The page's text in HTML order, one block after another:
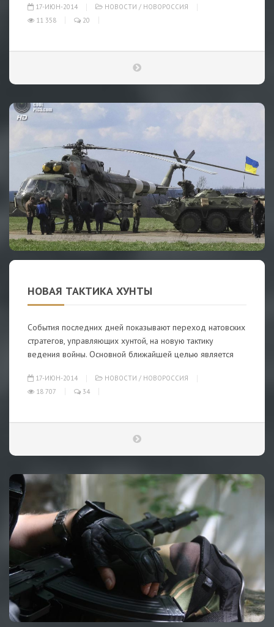
17-ИЮН-2014 НОВОСТИ / НОВОРОССИЯ
11 358
20
НОВАЯ ТАКТИКА ХУНТЫ
События последних дней показывают переход натовских
стратегов, управляющих хунтой, на новую тактику
ведения войны. Основной ближайшей целью является
17-ИЮН-2014 НОВОСТИ / НОВОРОССИЯ
18 707
34